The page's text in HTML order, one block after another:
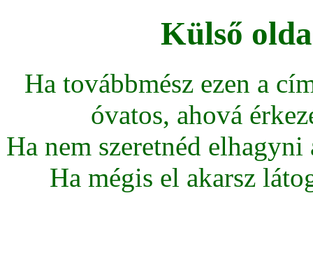
Külső
Ha továbbmész ezen a
óvatos, ahová
Ha nem szeretnéd
Ha mégis el akarsz